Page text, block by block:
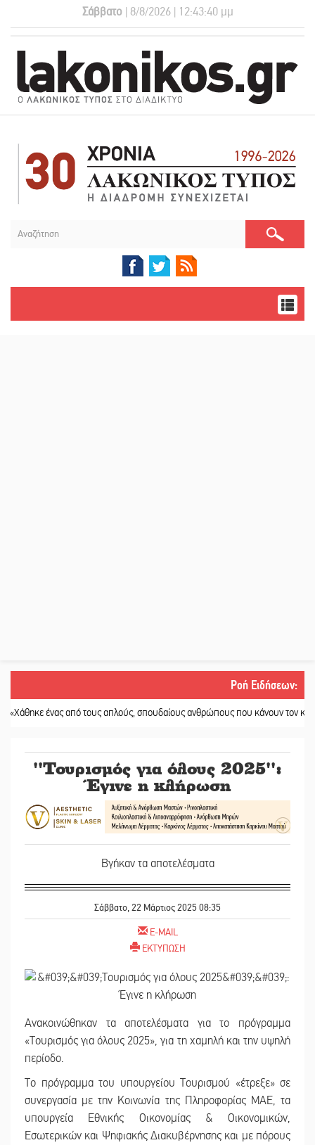
Σάββατο| 8/8/2026 | 12:43:40 μμ
Ροή Ειδήσεων:
ένας από τους απλούς, σπουδαίους ανθρώπους που κάνουν τον κόσμο λίγο
''Τουρισμός για όλους 2025'':
Έγινε η κλήρωση
Βγήκαν τα αποτελέσματα
Σάββατο, 22 Μάρτιος 2025 08:35
E-MAIL
ΕΚΤΥΠΩΣΗ
Ανακοινώθηκαν τα αποτελέσματα για το πρόγραμμα
«Τουρισμός για όλους 2025», για τη χαμηλή και την υψηλή
περίοδο.
Το πρόγραμμα του υπουργείου Τουρισμού «έτρεξε» σε
συνεργασία με την Κοινωνία της Πληροφορίας ΜΑΕ, τα
υπουργεία Εθνικής Οικονομίας & Οικονομικών,
Εσωτερικών και Ψηφιακής Διακυβέρνησης και με πόρους